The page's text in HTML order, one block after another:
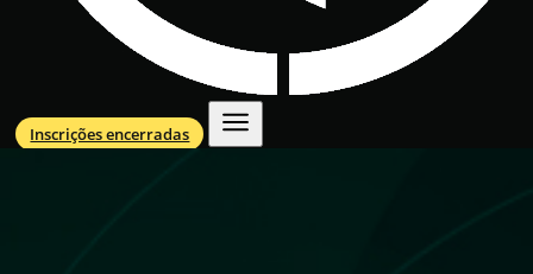
Inscrições encerradas